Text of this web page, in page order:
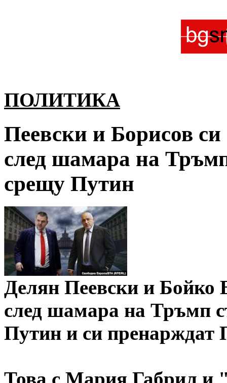
ПОЛИТИКА
Пеевски и Борисов
след шамара на
срещу Путин
Делян Пеевски и Бойко
след шамара на Тръмп
Путин и си пренарждат
Това с Мария Габрил и